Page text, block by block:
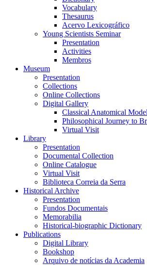
Vocabulary
Thesaurus
Acervo Lexicográfico
Young Scientists Seminar
Presentation
Activities
Membros
Museum
Presentation
Collections
Online Collections
Digital Gallery
Classical Anatomical
Philosophical Journey to
Virtual Visit
Library
Presentation
Documental Collection
Online Catalogue
Virtual Visit
Biblioteca Correia da Serra
Historical Archive
Presentation
Fundos Documentais
Memorabilia
Historical-biographic Dictionary
Publications
Digital Library
Bookshop
Arquivo de notícias da Academia